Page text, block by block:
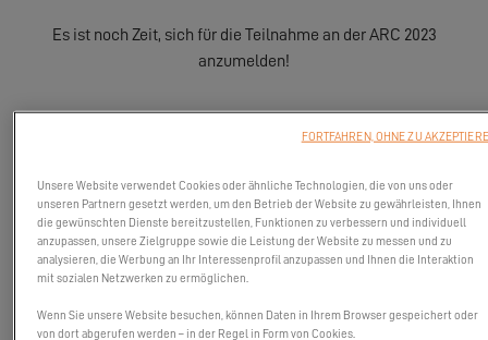
Es ist noch Zeit, sich für die Teilnahme an der ARC 2023
anzumelden!
Unsere Website verwendet Cookies oder ähnliche Technologien, die von uns oder
unseren Partnern gesetzt werden, um den Betrieb der Website zu gewährleisten, Ihnen
die gewünschten Dienste bereitzustellen, Funktionen zu verbessern und individuell
anzupassen, unsere Zielgruppe sowie die Leistung der Website zu messen und zu
analysieren, die Werbung an Ihr Interessenprofil anzupassen und Ihnen die Interaktion
mit sozialen Netzwerken zu ermöglichen.
Wenn Sie unsere Website besuchen, können Daten in Ihrem Browser gespeichert oder
von dort abgerufen werden – in der Regel in Form von Cookies.
FORTFAHREN, OHNE ZU